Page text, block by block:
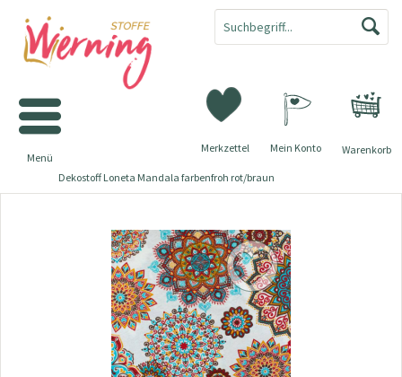
Warenkorb
Merkzettel Mein Konto
Menü
Dekostoff Loneta Mandala farbenfroh rot/braun